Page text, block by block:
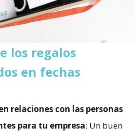
los regalos
en fechas
relaciones con las personas
para tu empresa: Un buen